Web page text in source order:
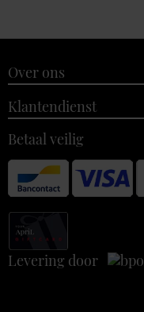
Over ons
Klantendienst
Betaal veilig
Levering door